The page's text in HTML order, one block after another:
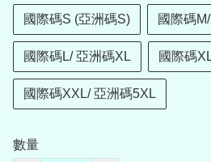
國際碼S (亞洲碼S) 國際碼
國際碼L/ 亞洲碼XL 國際碼
國際碼XXL/ 亞洲碼5XL
數量